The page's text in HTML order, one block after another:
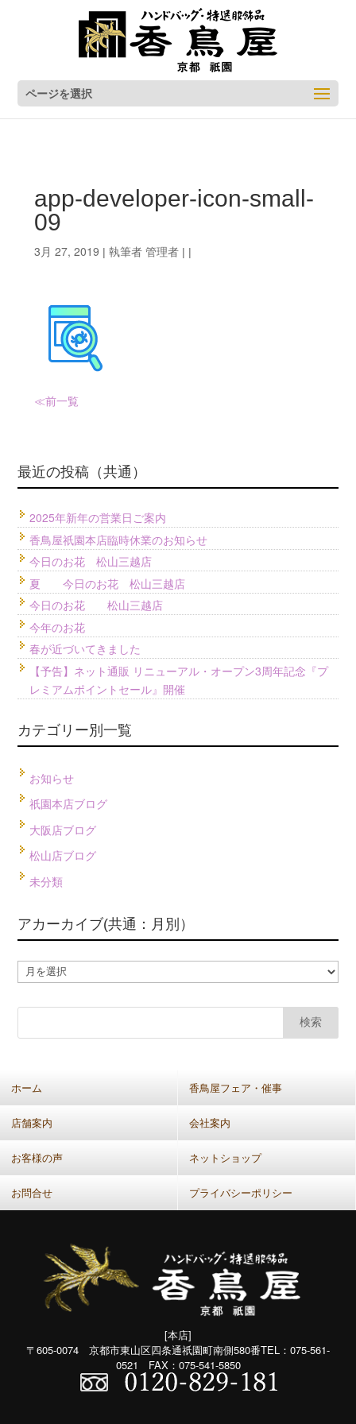
ページを選択
app-developer-icon-small-
09
3月 27, 2019 | 執筆者 管理者| |
≪前一覧
最近の投稿（共通）
2025年新年の営業日ご案内
香鳥屋祇園本店臨時休業のお知らせ
今日のお花 松山三越店
夏 今日のお花 松山三越店
今日のお花 松山三越店
今年のお花
春が近づいてきました
【予告】ネット通販 リニューアル・オープン3周年記念『プ
レミアムポイントセール』開催
カテゴリー別一覧
お知らせ
祇園本店ブログ
大阪店ブログ
松山店ブログ
未分類
アカーカイブ(共通：月別）
ア
カ
ー
イ
通：
月
別）
ホーム 香鳥屋フェア・催事
店舗案内 会社案内
お客様の声 ネットショップ
お問合せ プライバシーポリシー
[本店]
〒605-0074 京都市東山区四条通祇園町南側580番TEL：075-561-
0521 FAX：075-541-5850